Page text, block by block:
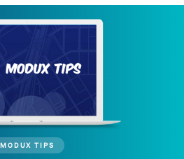
MODUX TIPS